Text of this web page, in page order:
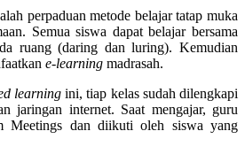
perpaduan metode belajar tatap muka
Semua siswa dapat belajar bersama
ruang (daring dan luring). Kemudian
e-learning madrasah.
learningini, tiap kelas sudah dilengkapi
jaringan internet. Saat mengajar, guru
Meetings dan diikuti oleh siswa yang